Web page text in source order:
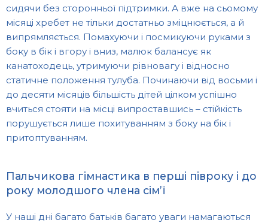
сидячи без сторонньої підтримки. А вже на сьомому
місяці хребет не тільки достатньо зміцнюється, а й
випрямляється. Помахуючи і посмикуючи руками з
боку в бік і вгору і вниз, малюк балансує як
канатоходець, утримуючи рівновагу і відносно
статичне положення тулуба. Починаючи від восьми і
до десяти місяців більшість дітей цілком успішно
вчиться стояти на місці випроставшись – стійкість
порушується лише похитуванням з боку на бік і
притоптуванням.
Пальчикова гімнастика в перші півроку і до
року молодшого члена сім’ї
У наші дні багато батьків багато уваги намагаються